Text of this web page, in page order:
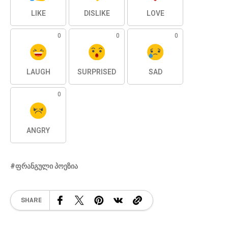
LIKE DISLIKE LOVE
0
LAUGH
0
SURPRISED
0
SAD
0
ANGRY
ᲤᲠᲐᲜᲒᲣᲚᲘ ᲞᲝᲔᲖᲘᲐ
SHARE